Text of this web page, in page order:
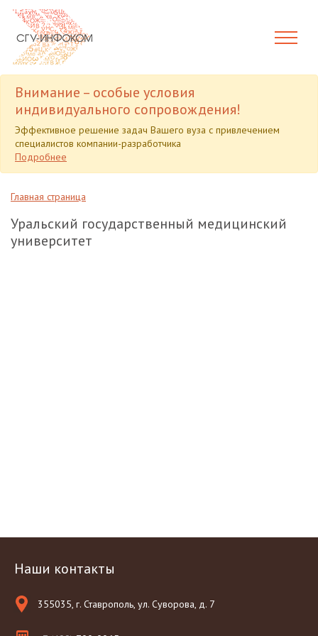
Внимание – особые условия
индивидуального сопровождения!
Эффективное решение задач Вашего вуза с привлечением
специалистов компании-разработчика
Подробнее
Главная страница
Уральский государственный медицинский
университет
Наши контакты
355035, г. Ставрополь, ул. Суворова, д. 7